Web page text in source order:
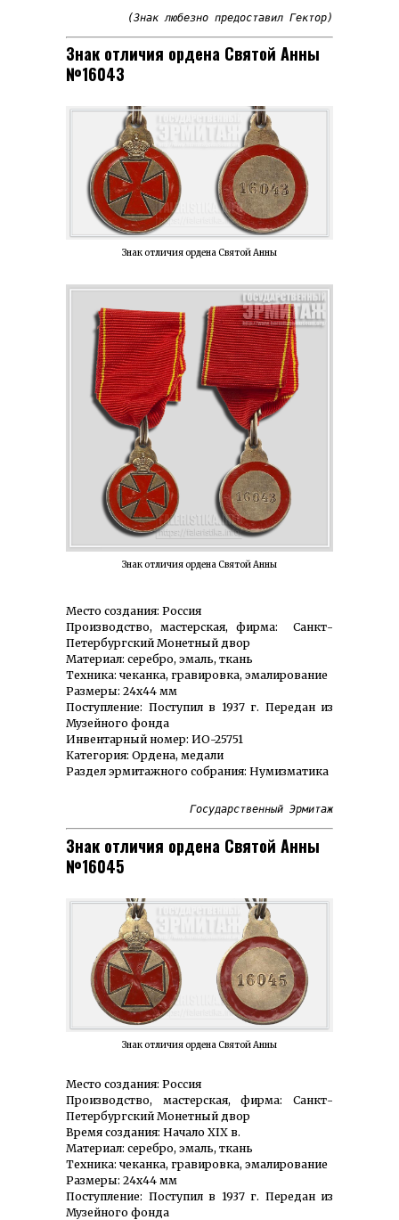
(Знак любезно предоставил Гектор)
Знак отличия ордена Святой Анны
№16043
Знак отличия ордена Святой Анны
Знак отличия ордена Святой Анны
Место создания: Россия
Производство, мастерская, фирма: Санкт-
Петербургский Монетный двор
Материал: серебро, эмаль, ткань
Техника: чеканка, гравировка, эмалирование
Размеры: 24х44 мм
Поступление: Поступил в 1937 г. Передан из
Музейного фонда
Инвентарный номер: ИО-25751
Категория: Ордена, медали
Раздел эрмитажного собрания: Нумизматика
Государственный Эрмитаж
Знак отличия ордена Святой Анны
№16045
Знак отличия ордена Святой Анны
Место создания: Россия
Производство, мастерская, фирма: Санкт-
Петербургский Монетный двор
Время создания: Начало XIX в.
Материал: серебро, эмаль, ткань
Техника: чеканка, гравировка, эмалирование
Размеры: 24х44 мм
Поступление: Поступил в 1937 г. Передан из
Музейного фонда